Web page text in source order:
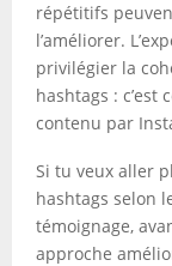
répétitifs
l’améliorer.
privilégier la
hashtags :
contenu par
Si tu veux aller
hashtags selon
témoignage,
approche